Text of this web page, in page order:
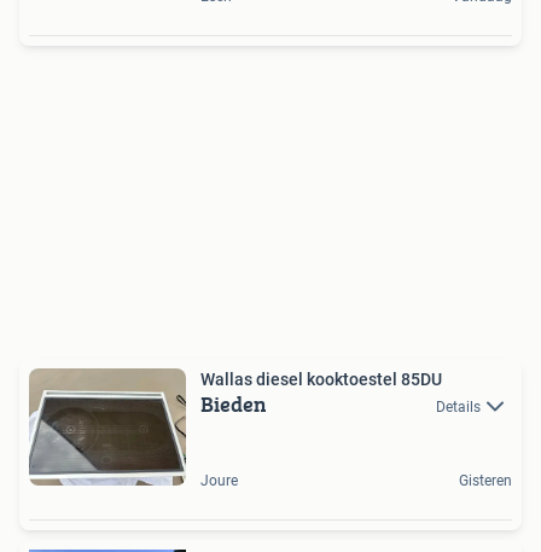
Wallas diesel kooktoestel 85DU
Bieden Details
Joure Gisteren